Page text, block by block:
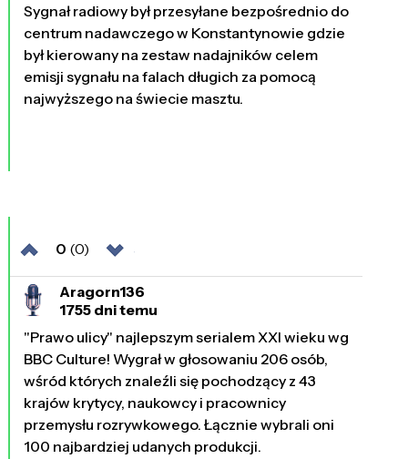
Sygnał radiowy był przesyłane bezpośrednio do
centrum nadawczego w Konstantynowie gdzie
był kierowany na zestaw nadajników celem
emisji sygnału na falach długich za pomocą
najwyższego na świecie masztu.
0 (0)
Aragorn136
1755 dni temu
"Prawo ulicy" najlepszym serialem XXI wieku wg
BBC Culture! Wygrał w głosowaniu 206 osób,
wśród których znaleźli się pochodzący z 43
krajów krytycy, naukowcy i pracownicy
przemysłu rozrywkowego. Łącznie wybrali oni
100 najbardziej udanych produkcji.